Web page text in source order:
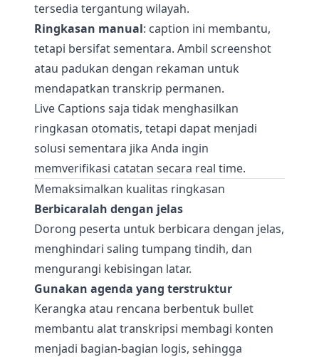
tersedia tergantung wilayah.
Ringkasan manual: caption ini membantu,
tetapi bersifat sementara. Ambil screenshot
atau padukan dengan rekaman untuk
mendapatkan transkrip permanen.
Live Captions saja tidak menghasilkan
ringkasan otomatis, tetapi dapat menjadi
solusi sementara jika Anda ingin
memverifikasi catatan secara real time.
Memaksimalkan kualitas ringkasan
Berbicaralah dengan jelas
Dorong peserta untuk berbicara dengan jelas,
menghindari saling tumpang tindih, dan
mengurangi kebisingan latar.
Gunakan agenda yang terstruktur
Kerangka atau rencana berbentuk bullet
membantu alat transkripsi membagi konten
menjadi bagian-bagian logis, sehingga